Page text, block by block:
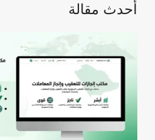
أحدث مقالة